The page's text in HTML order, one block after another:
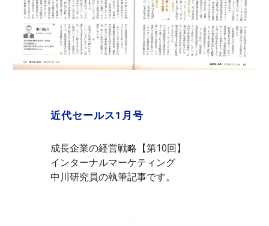
近代セールス1月号
成長企業の経営戦略【第10回】
インターナルマーケティング
中川研究員の執筆記事です。